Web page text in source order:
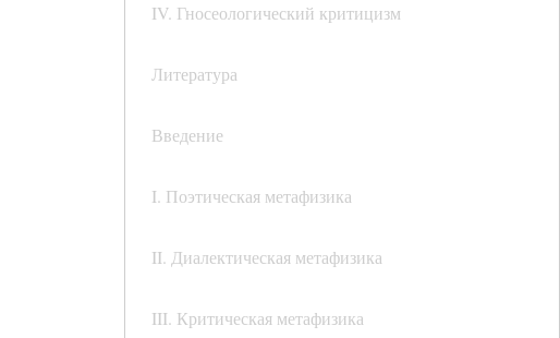
IV. Гносеологический критицизм
Литература
Введение
I. Поэтическая метафизика
II. Диалектическая метафизика
III. Критическая метафизика